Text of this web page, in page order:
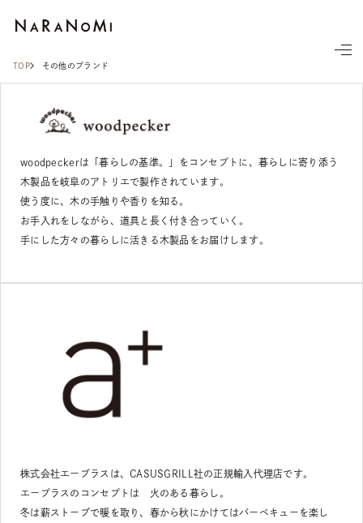
TOP その他のブランド
woodpeckerは「暮らしの基準。」をコンセプトに、暮らしに寄り添う
木製品を岐阜のアトリエで製作されています。
使う度に、木の手触りや香りを知る。
お手入れをしながら、道具と長く付き合っていく。
手にした方々の暮らしに活きる木製品をお届けします。
株式会社エープラスは、CASUSGRILL社の正規輸入代理店です。
エープラスのコンセプトは 火のある暮らし。
冬は薪ストーブで暖を取り、春から秋にかけてはバーベキューを楽し